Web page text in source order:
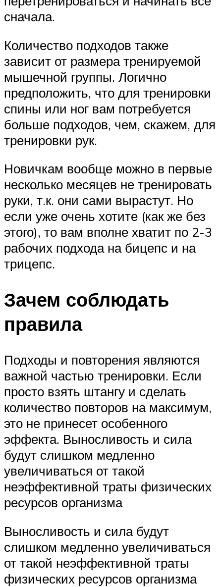
сначала.
Количество подходов также
зависит от размера тренируемой
мышечной группы. Логично
предположить, что для тренировки
спины или ног вам потребуется
больше подходов, чем, скажем, для
тренировки рук.
Новичкам вообще можно в первые
несколько месяцев не тренировать
руки, т.к. они сами вырастут. Но
если уже очень хотите (как же без
этого), то вам вполне хватит по 2-3
рабочих подхода на бицепс и на
трицепс.
Зачем соблюдать
правила
Подходы и повторения являются
важной частью тренировки. Если
просто взять штангу и сделать
количество повторов на максимум,
это не принесет особенного
эффекта. Выносливость и сила
будут слишком медленно
увеличиваться от такой
неэффективной траты физических
ресурсов организма
Выносливость и сила будут
слишком медленно увеличиваться
от такой неэффективной траты
физических ресурсов организма